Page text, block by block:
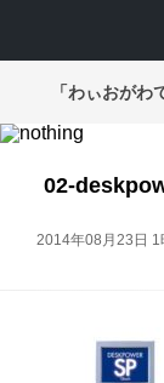
「わぃおがわ
02-
2014年08月23日 1